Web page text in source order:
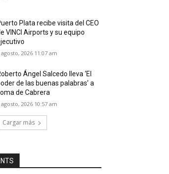
Plata recibe visita del CEO
VINCI Airports y su equipo
agosto, 2026 11:07 am
Ángel Salcedo lleva ‘El
de las buenas palabras’ a
de Cabrera
agosto, 2026 10:57 am
Cargar más